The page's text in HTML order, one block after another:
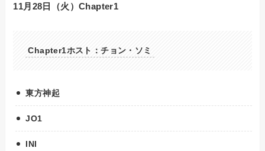
11月28日（火）Chapter1
Chapter1ホスト：チョン・ソミ
東方神起
JO1
INI